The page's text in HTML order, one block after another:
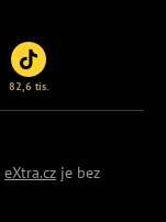
82,6 tis.
eXtra.cz je bez